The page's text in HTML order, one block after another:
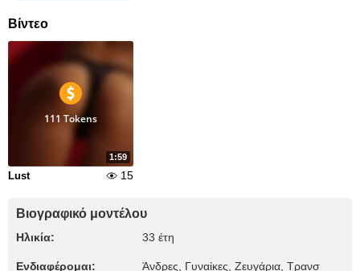
Βίντεο
1:59
111 Tokens
Lust 15
Βιογραφικό μοντέλου
Ηλικία: 33 έτη
Ενδιαφέρομαι: Άνδρες, Γυναίκες, Zευγάρια, Τρανσ